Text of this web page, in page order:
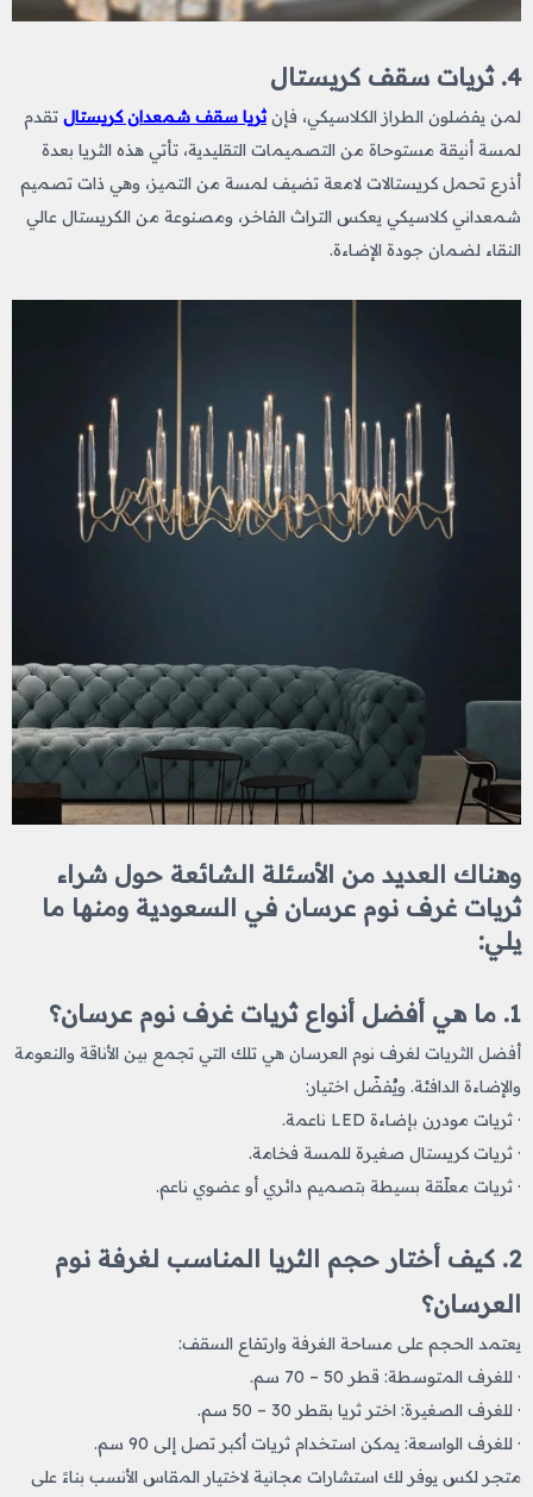
4. ثريات سقف كريستال
لمن يفضلون الطراز الكلاسيكي، فإنثريا سقف شمعدان كريستال تقدم
لمسة أنيقة مستوحاة من التصميمات التقليدية، تأتي هذه الثريا بعدة
أذرع تحمل كريستالات لامعة تضيف لمسة من التميز، وهي ذات تصميم
شمعداني كلاسيكي يعكس التراث الفاخر، ومصنوعة من الكريستال عالي
النقاء لضمان جودة الإضاءة.
وهناك العديد من الأسئلة الشائعة حول شراء
ثريات غرف نوم عرسان في السعودية ومنها ما
يلي:
1. ما هي أفضل أنواع ثريات غرف نوم عرسان؟
أفضل الثريات لغرف نوم العرسان هي تلك التي تجمع بين الأناقة والنعومة
والإضاءة الدافئة. ويُفضّل اختيار:
· ثريات مودرن بإضاءة LED ناعمة.
· ثريات كريستال صغيرة للمسة فخامة.
· ثريات معلّقة بسيطة بتصميم دائري أو عضوي ناعم.
2. كيف أختار حجم الثريا المناسب لغرفة نوم
العرسان؟
يعتمد الحجم على مساحة الغرفة وارتفاع السقف:
· للغرف المتوسطة: قطر 50 – 70 سم.
· للغرف الصغيرة: اختر ثريا بقطر 30 – 50 سم.
· للغرف الواسعة: يمكن استخدام ثريات أكبر تصل إلى 90 سم.
متجر لكس يوفر لك استشارات مجانية لاختيار المقاس الأنسب بناءً على